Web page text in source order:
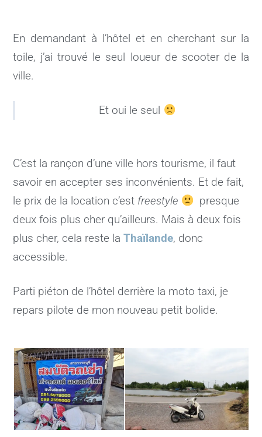
En demandant à l’hôtel et en cherchant sur la
toile, j’ai trouvé le seul loueur de scooter de la
ville.
Et oui le seul
C’est la rançon d’une ville hors tourisme, il faut
savoir en accepter ses inconvénients. Et de fait,
le prix de la location c’est freestyle
presque
deux fois plus cher qu’ailleurs. Mais à deux fois
plus cher, cela reste la Thaïlande, donc
accessible.
Parti piéton de l’hôtel derrière la moto taxi, je
repars pilote de mon nouveau petit bolide.